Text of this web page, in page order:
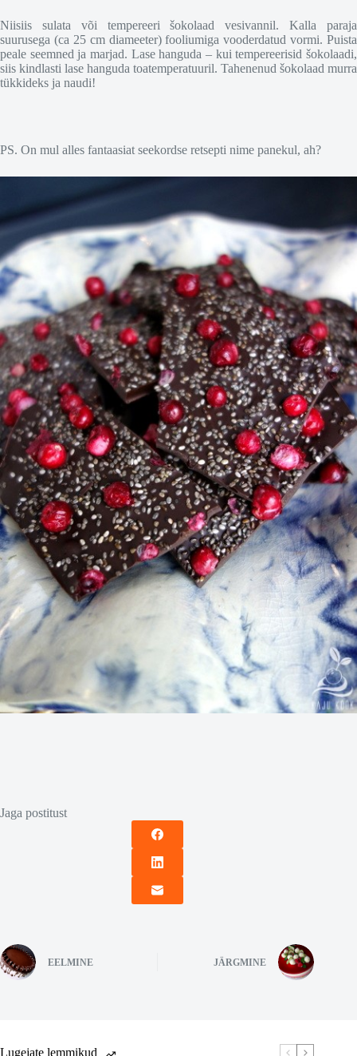
Niisiis sulata või tempereeri šokolaad vesivannil. Kalla paraja
suurusega (ca 25 cm diameeter) fooliumiga vooderdatud vormi. Puista
peale seemned ja marjad. Lase hanguda – kui tempereerisid šokolaadi,
siis kindlasti lase hanguda toatemperatuuril. Tahenenud šokolaad murra
tükkideks ja naudi!
PS. On mul alles fantaasiat seekordse retsepti nime panekul, ah?
Jaga postitust
EELMINE JÄRGMINE
Lugejate lemmikud